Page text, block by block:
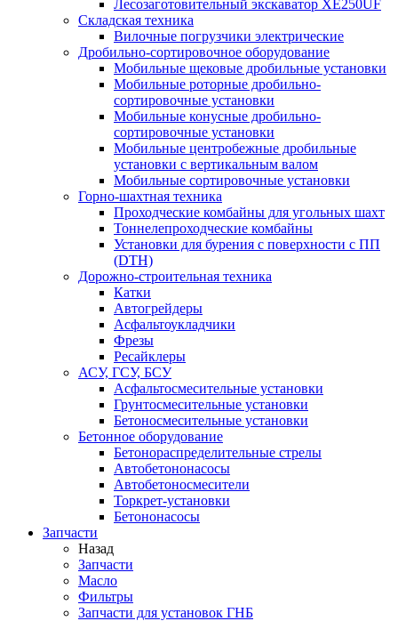
Лесозаготовительный экскаватор XE250UF
Складская техника
Вилочные погрузчики электрические
Дробильно-сортировочное оборудование
Мобильные щековые дробильные установки
Мобильные роторные дробильно-
сортировочные установки
Мобильные конусные дробильно-
сортировочные установки
Мобильные центробежные дробильные
установки с вертикальным валом
Мобильные сортировочные установки
Горно-шахтная техника
Проходческие комбайны для угольных шахт
Тоннелепроходческие комбайны
Установки для бурения с поверхности с ПП
(DTH)
Дорожно-строительная техника
Катки
Автогрейдеры
Асфальтоукладчики
Фрезы
Ресайклеры
АСУ, ГСУ, БСУ
Асфальтосмесительные установки
Грунтосмесительные установки
Бетоносмесительные установки
Бетонное оборудование
Бетонораспределительные стрелы
Автобетононасосы
Автобетоносмесители
Торкрет-установки
Бетононасосы
Запчасти
Назад
Запчасти
Масло
Фильтры
Запчасти для установок ГНБ